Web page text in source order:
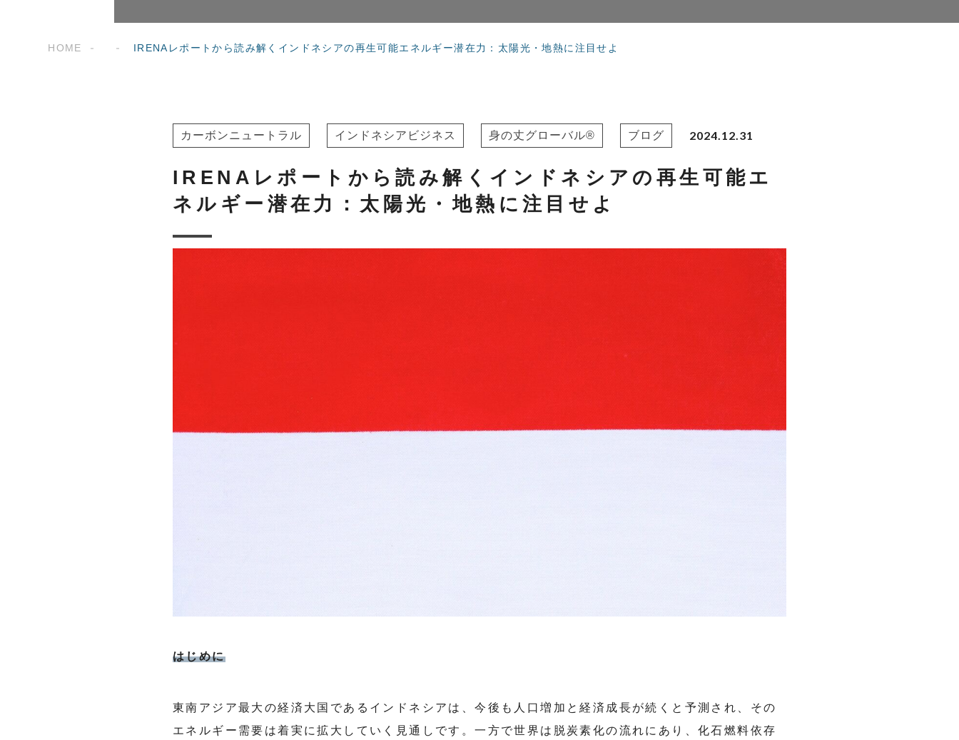
HOME IRENAレポートから読み解くインドネシアの再生可能エネルギー潜在力：太陽光・地熱に注目せよ
カーボンニュートラル インドネシアビジネス 身の丈グローバル® ブログ 2024.12.31
IRENAレポートから読み解くインドネシアの再生可能エ
ネルギー潜在力：太陽光・地熱に注目せよ
はじめに
東南アジア最大の経済大国であるインドネシアは、今後も人口増加と経済成長が続くと予測され、その
エネルギー需要は着実に拡大していく見通しです。一方で世界は脱炭素化の流れにあり、化石燃料依存